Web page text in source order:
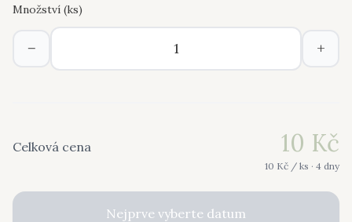
Množství (ks)
− +
Celková cena 10 Kč
10 Kč / ks · 4 dny
Nejprve vyberte datum